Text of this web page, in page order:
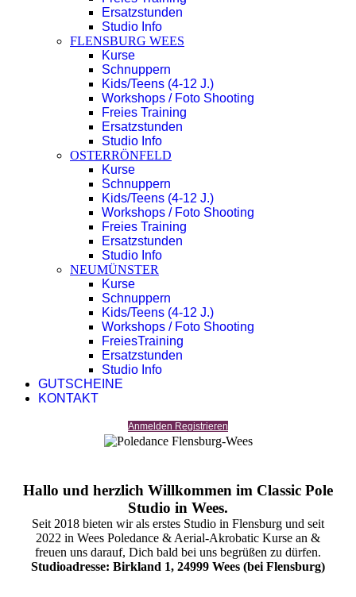
Ersatzstunden
Studio Info
FLENSBURG WEES
Kurse
Schnuppern
Kids/Teens (4-12 J.)
Workshops / Foto Shooting
Freies Training
Ersatzstunden
Studio Info
OSTERRÖNFELD
Kurse
Schnuppern
Kids/Teens (4-12 J.)
Workshops / Foto Shooting
Freies Training
Ersatzstunden
Studio Info
NEUMÜNSTER
Kurse
Schnuppern
Kids/Teens (4-12 J.)
Workshops / Foto Shooting
FreiesTraining
Ersatzstunden
Studio Info
GUTSCHEINE
KONTAKT
Anmelden Registrieren
Hallo und herzlich Willkommen im Classic Pole
Studio in Wees.
Seit 2018 bieten wir als erstes Studio in Flensburg und seit
2022 in Wees Poledance & Aerial-Akrobatic Kurse an &
freuen uns darauf, Dich bald bei uns begrüßen zu dürfen.
Studioadresse: Birkland 1, 24999 Wees (bei Flensburg)